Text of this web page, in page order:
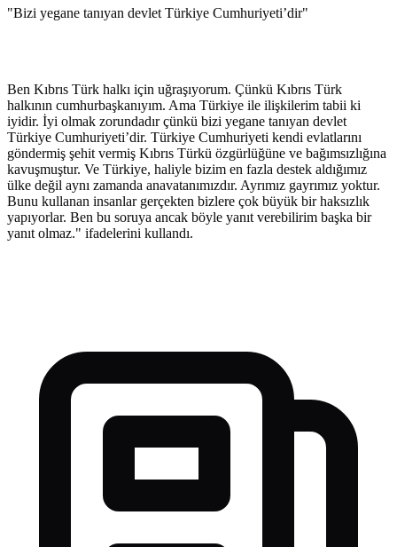
"Bizi yegane tanıyan devlet Türkiye Cumhuriyeti’dir"
Ben Kıbrıs Türk halkı için uğraşıyorum. Çünkü Kıbrıs Türk
halkının cumhurbaşkanıyım. Ama Türkiye ile ilişkilerim tabii ki
iyidir. İyi olmak zorundadır çünkü bizi yegane tanıyan devlet
Türkiye Cumhuriyeti’dir. Türkiye Cumhuriyeti kendi evlatlarını
göndermiş şehit vermiş Kıbrıs Türkü özgürlüğüne ve bağımsızlığına
kavuşmuştur. Ve Türkiye, haliyle bizim en fazla destek aldığımız
ülke değil aynı zamanda anavatanımızdır. Ayrımız gayrımız yoktur.
Bunu kullanan insanlar gerçekten bizlere çok büyük bir haksızlık
yapıyorlar. Ben bu soruya ancak böyle yanıt verebilirim başka bir
yanıt olmaz." ifadelerini kullandı.